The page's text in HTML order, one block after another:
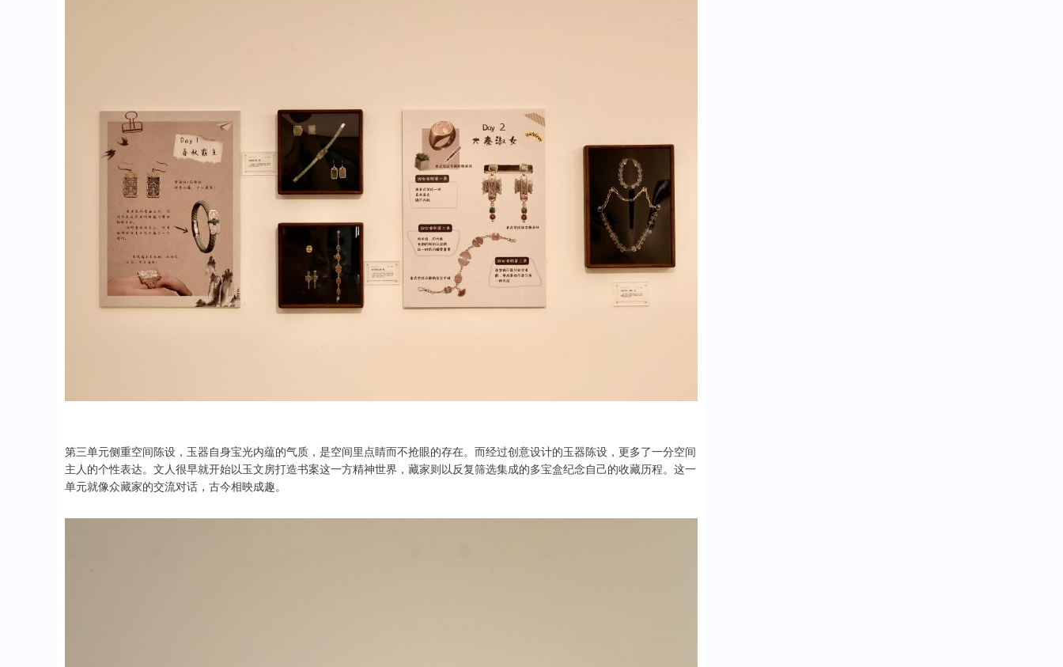
第三单元侧重空间陈设，玉器自身宝光内蕴的气质，是空间里点睛而不抢眼的存在。而经过创意设计的玉器陈设，更多了一分空间
主人的个性表达。文人很早就开始以玉文房打造书案这一方精神世界，藏家则以反复筛选集成的多宝盒纪念自己的收藏历程。这一
单元就像众藏家的交流对话，古今相映成趣。